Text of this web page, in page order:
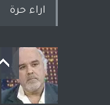
اراء حرة